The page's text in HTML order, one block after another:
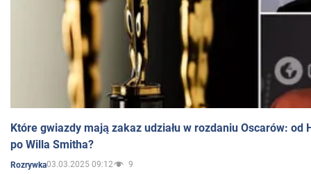
Które gwiazdy mają zakaz udziału w rozdaniu Oscarów: od
po Willa Smitha?
Rozrywka03.03.2025 09:12 9